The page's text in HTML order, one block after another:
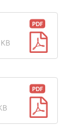
PDF
PDF